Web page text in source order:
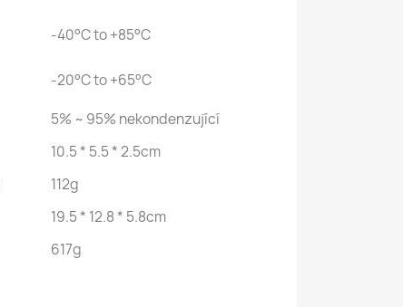
-40°C to +85°C
-20°C to +65°C
5% ~ 95% nekondenzující
10.5 * 5.5 * 2.5cm
112g
19.5 * 12.8 * 5.8cm
617g